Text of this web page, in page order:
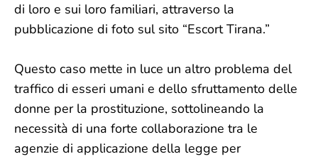
di loro e sui loro familiari, attraverso la
pubblicazione di foto sul sito “Escort Tirana.”
Questo caso mette in luce un altro problema del
traffico di esseri umani e dello sfruttamento delle
donne per la prostituzione, sottolineando la
necessità di una forte collaborazione tra le
agenzie di applicazione della legge per